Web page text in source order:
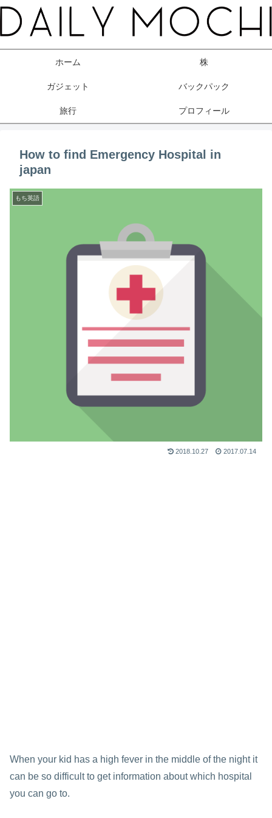
ホーム 株
ガジェット バックパック
旅行 プロフィール
How to find Emergency Hospital in
japan
もち英語
2018.10.27 2017.07.14
When your kid has a high fever in the middle of the night it
can be so difficult to get information about which hospital
you can go to.